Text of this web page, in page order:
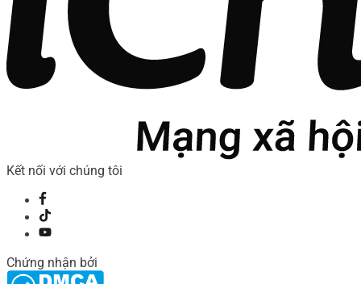
Kết nối với chúng tôi
Chứng nhận bởi